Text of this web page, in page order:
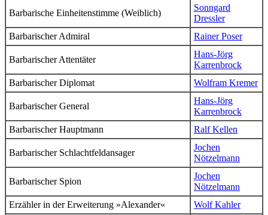
Barbarische Einheitenstimme (Weiblich)
Sonngard
Dressler
Barbarischer Admiral
Rainer Poser
Barbarischer Attentäter
Hans-Jörg
Karrenbrock
Barbarischer Diplomat
Wolfram Kremer
Barbarischer General
Hans-Jörg
Karrenbrock
Barbarischer Hauptmann
Ralf Kellen
Barbarischer Schlachtfeldansager
Jochen
Nötzelmann
Barbarischer Spion
Jochen
Nötzelmann
Erzählerin der Erweiterung »Alexander«
Wolf Kahler